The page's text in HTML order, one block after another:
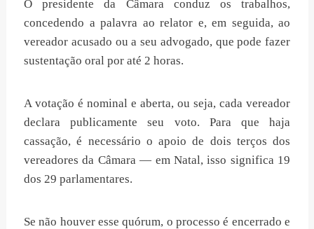
O presidente da Câmara conduz os trabalhos,
concedendo a palavra ao relator e, em seguida, ao
vereador acusado ou a seu advogado, que pode fazer
sustentação oral por até 2 horas.
A votação é nominal e aberta, ou seja, cada vereador
declara publicamente seu voto. Para que haja
cassação, é necessário o apoio de dois terços dos
vereadores da Câmara — em Natal, isso significa 19
dos 29 parlamentares.
Se não houver esse quórum, o processo é encerrado e